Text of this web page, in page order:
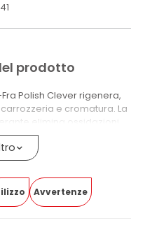
prodotto
Polish Clever rigenera,
e cromatura. La
elimina ossidazioni,
tempo, restituendo al
con una finitura a
e senza aloni.
vernici, laccature e
per rimuovere i residui di
Avvertenze